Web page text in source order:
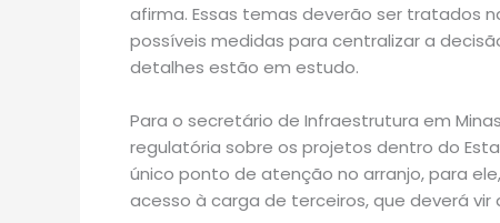
afirma. Essas temas deverão ser tratados
possíveis medidas para centralizar a
detalhes estão em estudo.
Para o secretário de Infraestrutura em
regulatória sobre os projetos dentro do
único ponto de atenção no arranjo, para
acesso à carga de terceiros, que deverá vir